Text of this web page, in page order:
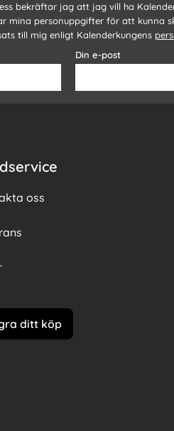
bekräftar jag att jag vill ha
mina personuppgifter för att kunna
till mig enligt Kalenderkungens
Din e-post
oss
ditt köp